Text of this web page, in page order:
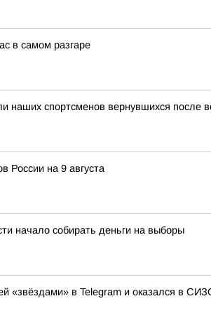
в самом разгаре
наших спортсменов вернувшихся
России на 9 августа
начало собирать деньги на выборы
«звёздами» в Telegram и оказался в